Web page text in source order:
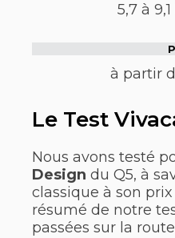
5,7 à
à partir
Le Test
Nous avons testé
Design du Q5, à
classique à son
résumé de notre
passées sur la